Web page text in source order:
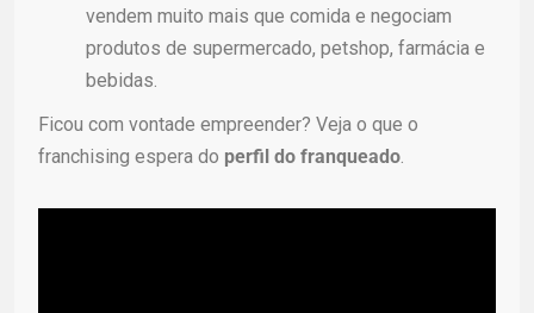
vendem muito mais que comida e negociam
produtos de supermercado, petshop, farmácia e
bebidas.
Ficou com vontade empreender? Veja o que o
franchising espera do perfil do franqueado.